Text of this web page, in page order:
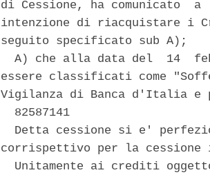
di Cessione, ha comunicato
intenzione di riacquistare
seguito specificato sub A);
A) che alla data del  14
essere classificati come
Vigilanza di Banca d'Italia
  82587141
Detta cessione si e'
corrispettivo per la cessione
Unitamente ai crediti